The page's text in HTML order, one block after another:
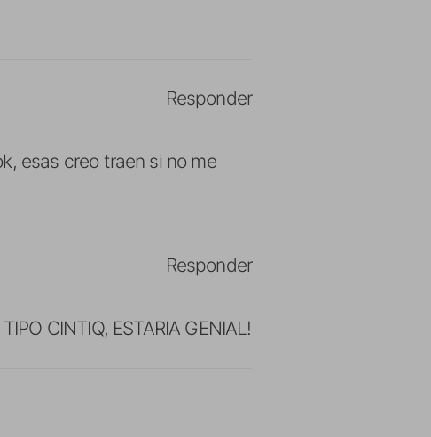
esas creo traen si no me
Responder
CINTIQ, ESTARIA GENIAL!
Responder